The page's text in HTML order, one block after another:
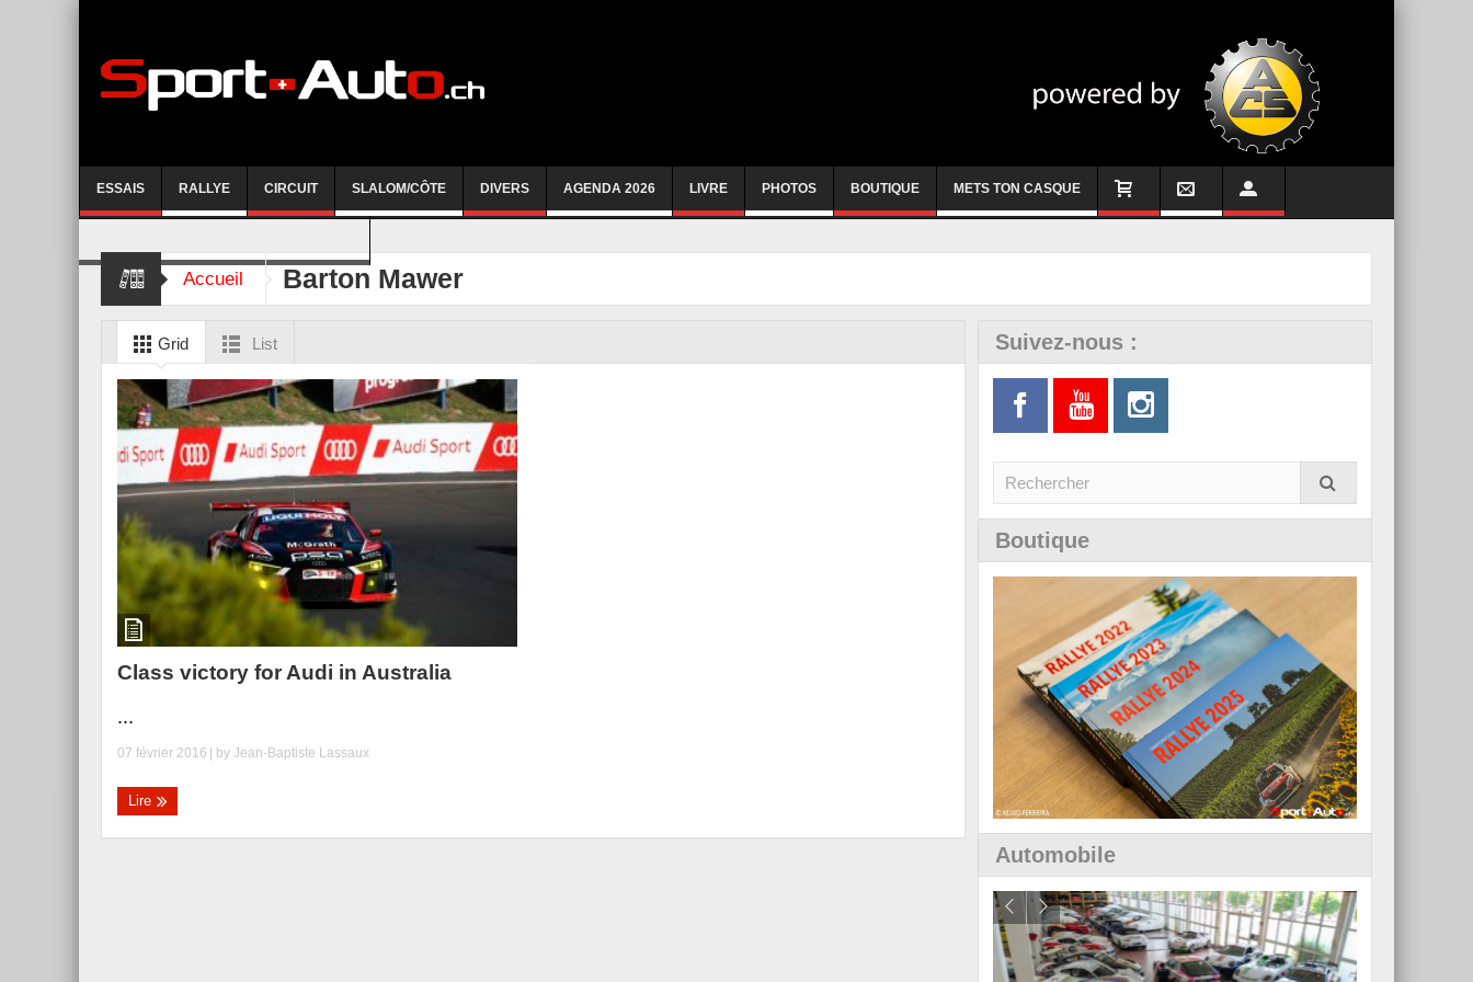
ESSAIS RALLYE CIRCUIT SLALOM/CÔTE DIVERS AGENDA 2026 LIVRE PHOTOS BOUTIQUE METS TON CASQUE
Accueil Barton Mawer
Grid List
Class victory for Audi in Australia
...
07 février 2016 | by Jean-Baptiste Lassaux
Lire
Suivez-nous :
Boutique
Automobile